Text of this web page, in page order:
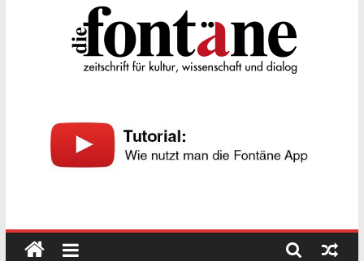
„Kind“ seiner Zeit sein
Die
Fontäne
kultur,
wissenschaft